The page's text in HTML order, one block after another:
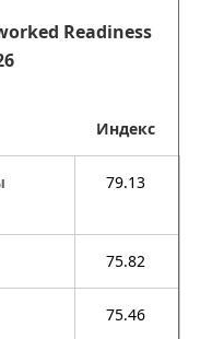
Readiness
Индекс
79.13
75.82
75.46